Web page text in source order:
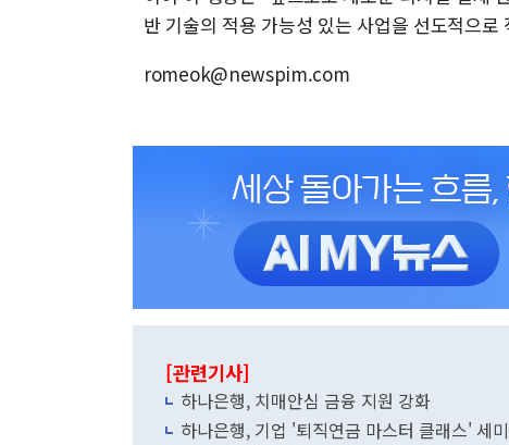
반 기술의 적용 가능성 있는 사업을 선도적으
romeok@newspim.com
[관련기사]
하나은행, 치매안심 금융 지원 강화
하나은행, 기업 '퇴직연금 마스터 클래스' 세